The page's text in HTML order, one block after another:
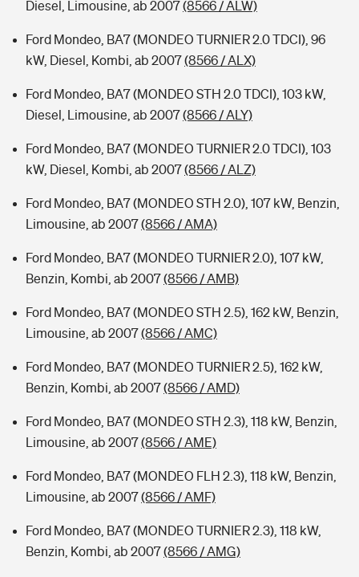
Diesel, Limousine, ab 2007(8566 / ALW)
Ford Mondeo, BA7 (MONDEO TURNIER 2.0 TDCI), 96
kW, Diesel, Kombi, ab 2007(8566 / ALX)
Ford Mondeo, BA7 (MONDEO STH 2.0 TDCI), 103 kW,
Diesel, Limousine, ab 2007(8566 / ALY)
Ford Mondeo, BA7 (MONDEO TURNIER 2.0 TDCI), 103
kW, Diesel, Kombi, ab 2007(8566 / ALZ)
Ford Mondeo, BA7 (MONDEO STH 2.0), 107 kW, Benzin,
Limousine, ab 2007(8566 / AMA)
Ford Mondeo, BA7 (MONDEO TURNIER 2.0), 107 kW,
Benzin, Kombi, ab 2007(8566 / AMB)
Ford Mondeo, BA7 (MONDEO STH 2.5), 162 kW, Benzin,
Limousine, ab 2007(8566 / AMC)
Ford Mondeo, BA7 (MONDEO TURNIER 2.5), 162 kW,
Benzin, Kombi, ab 2007(8566 / AMD)
Ford Mondeo, BA7 (MONDEO STH 2.3), 118 kW, Benzin,
Limousine, ab 2007(8566 / AME)
Ford Mondeo, BA7 (MONDEO FLH 2.3), 118 kW, Benzin,
Limousine, ab 2007(8566 / AMF)
Ford Mondeo, BA7 (MONDEO TURNIER 2.3), 118 kW,
Benzin, Kombi, ab 2007(8566 / AMG)